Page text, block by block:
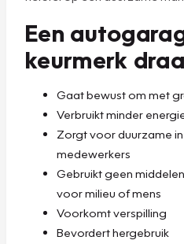
Een
keurmerk
Gaat bewust om met
Verbruikt minder
Zorgt voor duurzame
medewerkers
Gebruikt geen
voor milieu of mens
Voorkomt verspilling
Bevordert hergebruik